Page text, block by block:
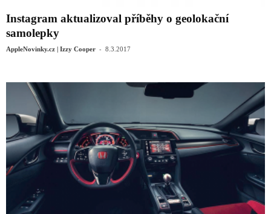
Instagram aktualizoval příběhy o geolokační
samolepky
AppleNovinky.cz | Izzy Cooper - 8.3.2017